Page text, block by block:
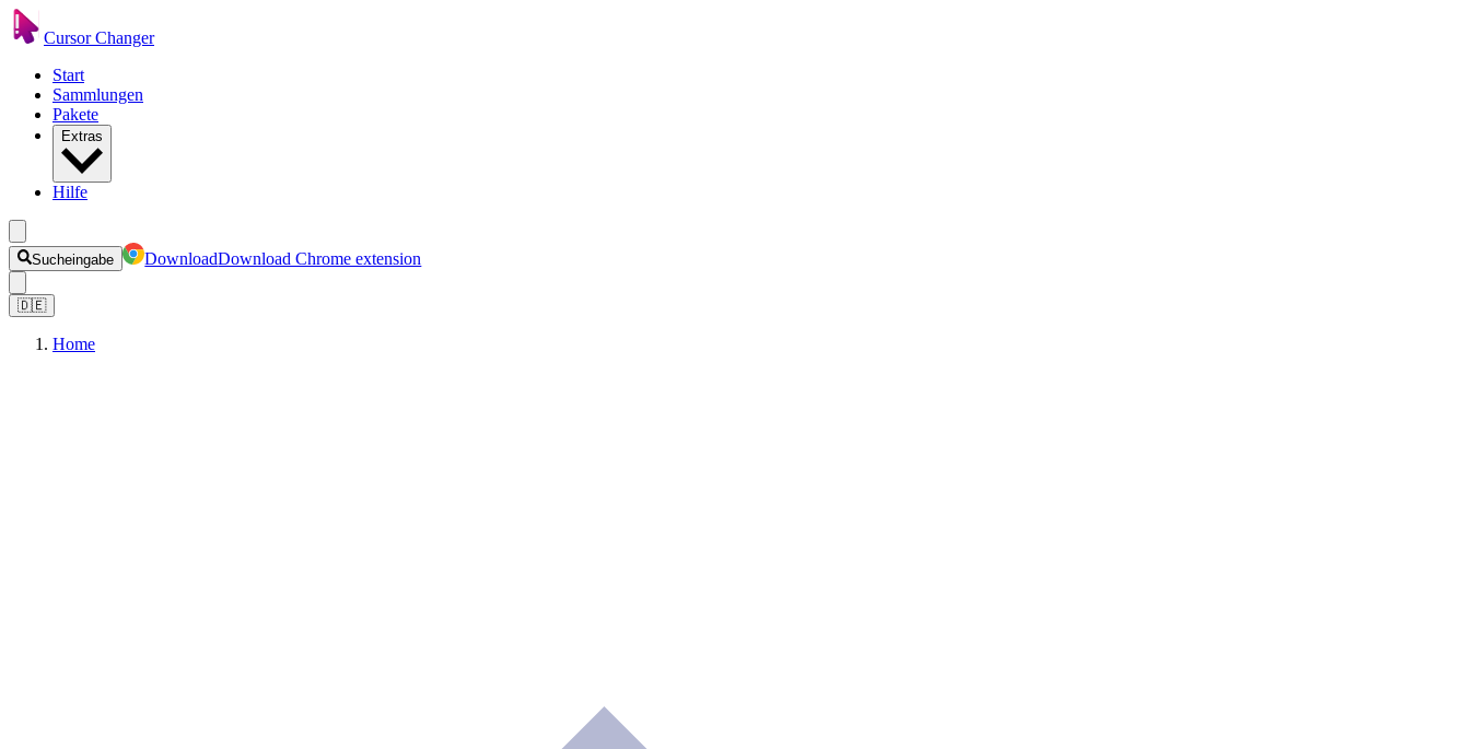
Cursor Changer
Start
Sammlungen
Pakete
Extras
Hilfe
Sucheingabe DownloadDownload Chrome extension
🇩🇪
Home